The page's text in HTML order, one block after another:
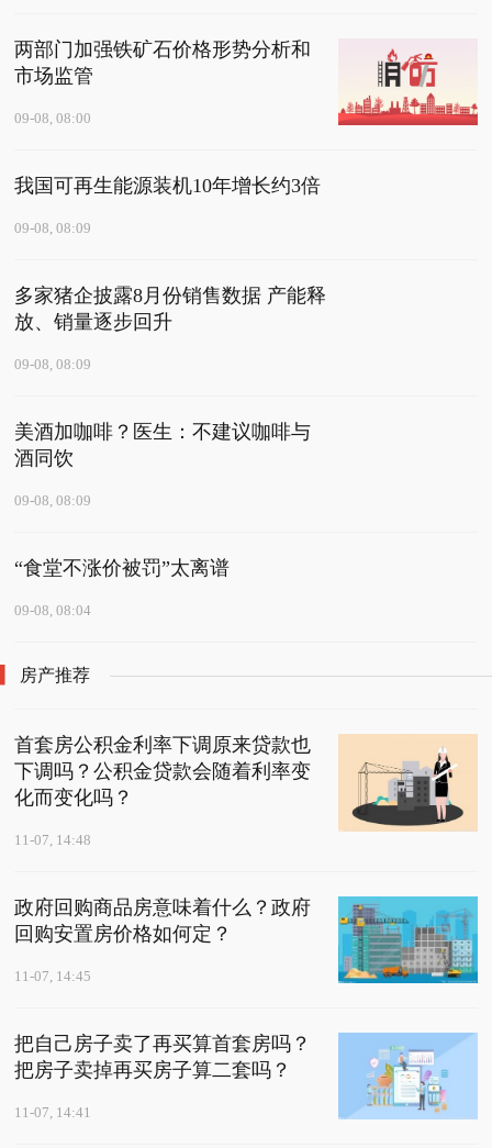
两部门加强铁矿石价格形势分析和
市场监管
09-08, 08:00
我国可再生能源装机10年增长约3倍
09-08, 08:09
多家猪企披露8月份销售数据 产能释
放、销量逐步回升
09-08, 08:09
美酒加咖啡？医生：不建议咖啡与
酒同饮
09-08, 08:09
“食堂不涨价被罚”太离谱
09-08, 08:04
房产推荐
首套房公积金利率下调原来贷款也
下调吗？公积金贷款会随着利率变
化而变化吗？
11-07, 14:48
政府回购商品房意味着什么？政府
回购安置房价格如何定？
11-07, 14:45
把自己房子卖了再买算首套房吗？
把房子卖掉再买房子算二套吗？
11-07, 14:41